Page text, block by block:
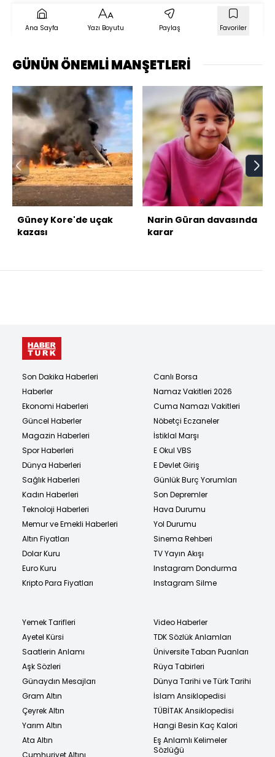
Ana Sayfa Yazı Boyutu Paylaş Favoriler
GÜNÜN ÖNEMLİ MANŞETLERİ
Güney Kore'de uçak
kazası
Narin Güran davasında
karar
Son Dakika Haberleri
Haberler
Ekonomi Haberleri
Güncel Haberler
Magazin Haberleri
Spor Haberleri
Dünya Haberleri
Sağlık Haberleri
Kadın Haberleri
Teknoloji Haberleri
Memur ve Emekli Haberleri
Altın Fiyatları
Dolar Kuru
Euro Kuru
Kripto Para Fiyatları
Canlı Borsa
Namaz Vakitleri 2026
Cuma Namazı Vakitleri
Nöbetçi Eczaneler
İstiklal Marşı
E Okul VBS
E Devlet Giriş
Günlük Burç Yorumları
Son Depremler
Hava Durumu
Yol Durumu
Sinema Rehberi
TV Yayın Akışı
Instagram Dondurma
Instagram Silme
Yemek Tarifleri
Ayetel Kürsi
Saatlerin Anlamı
Aşk Sözleri
Günaydın Mesajları
Gram Altın
Çeyrek Altın
Yarım Altın
Ata Altın
Cumhuriyet Altını
Video Haberler
TDK Sözlük Anlamları
Üniversite Taban Puanları
Rüya Tabirleri
Dünya Tarihi ve Türk Tarihi
İslam Ansiklopedisi
TÜBİTAK Ansiklopedisi
Hangi Besin Kaç Kalori
Eş Anlamlı Kelimeler
Sözlüğü